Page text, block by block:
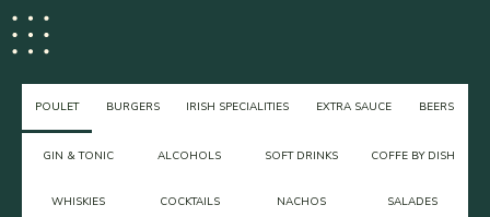
POULET BURGERS IRISH SPECIALITIES EXTRA SAUCE BEERS
GIN & TONIC ALCOHOLS SOFT DRINKS COFFE BY DISH
WHISKIES COCKTAILS NACHOS SALADES